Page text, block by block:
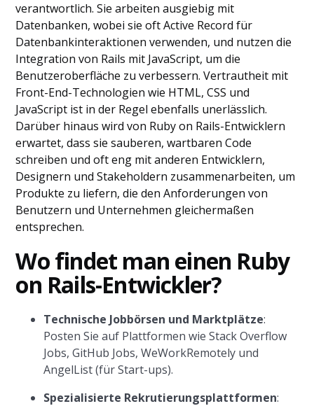
verantwortlich. Sie arbeiten ausgiebig mit
Datenbanken, wobei sie oft Active Record für
Datenbankinteraktionen verwenden, und nutzen die
Integration von Rails mit JavaScript, um die
Benutzeroberfläche zu verbessern. Vertrautheit mit
Front-End-Technologien wie HTML, CSS und
JavaScript ist in der Regel ebenfalls unerlässlich.
Darüber hinaus wird von Ruby on Rails-Entwicklern
erwartet, dass sie sauberen, wartbaren Code
schreiben und oft eng mit anderen Entwicklern,
Designern und Stakeholdern zusammenarbeiten, um
Produkte zu liefern, die den Anforderungen von
Benutzern und Unternehmen gleichermaßen
entsprechen.
Wo findet man einen Ruby
on Rails-Entwickler?
Technische Jobbörsen und Marktplätze:
Posten Sie auf Plattformen wie Stack Overflow
Jobs, GitHub Jobs, WeWorkRemotely und
AngelList (für Start-ups).
Spezialisierte Rekrutierungsplattformen: